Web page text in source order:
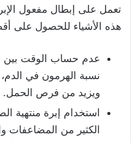
تعمل على إبطال مفعول
هذه الأشياء للحصول على
عدم حساب الوقت بين
نسبة الهرمون في
ويزيد من فرص الحمل.
استخدام إبرة منتهية
الكثير من المضاعفات